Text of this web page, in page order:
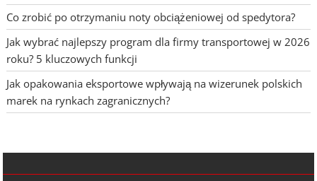
Co zrobić po otrzymaniu noty obciążeniowej od spedytora?
Jak wybrać najlepszy program dla firmy transportowej w 2026
roku? 5 kluczowych funkcji
Jak opakowania eksportowe wpływają na wizerunek polskich
marek na rynkach zagranicznych?